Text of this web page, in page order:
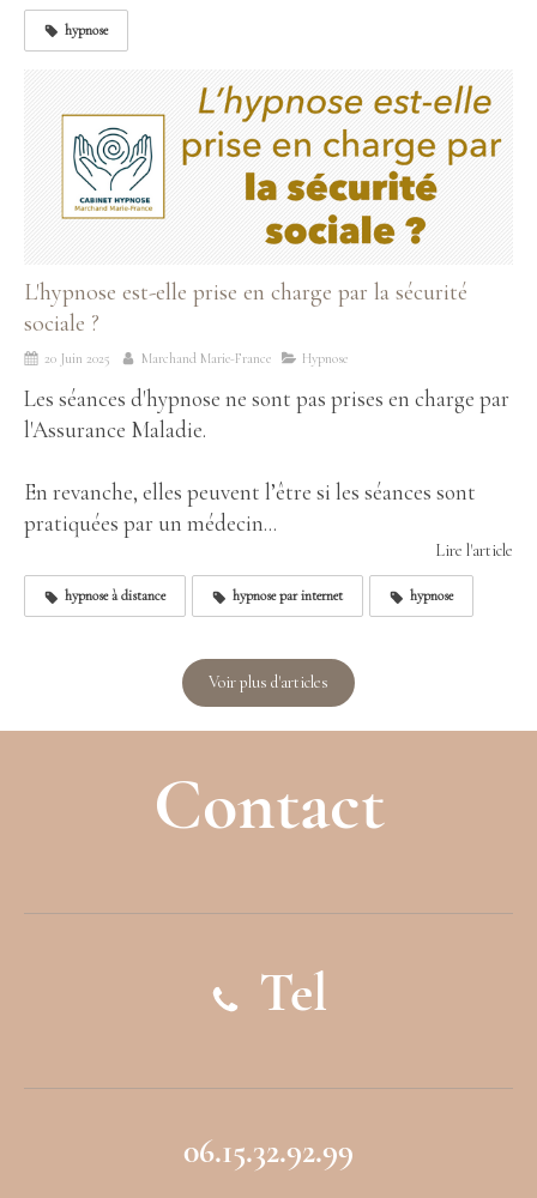
hypnose
L'hypnose est-elle prise en charge par la sécurité
sociale ?
20 Juin 2025 Marchand Marie-France Hypnose
Les séances d'hypnose ne sont pas prises en charge par
l'Assurance Maladie.
En revanche, elles peuvent l’être si les séances sont
pratiquées par un médecin...
Lire l'article
hypnose à distance hypnose par internet hypnose
Voir plus d'articles
Contact
Tel
06.15.32.92.99